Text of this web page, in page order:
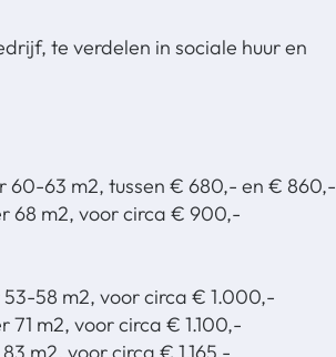
te verdelen in sociale huur en
60-63 m2, tussen € 680,- en € 860,-
68 m2, voor circa € 900,-
58 m2, voor circa € 1.000,-
m2, voor circa € 1.100,-
m2, voor circa € 1.165,-